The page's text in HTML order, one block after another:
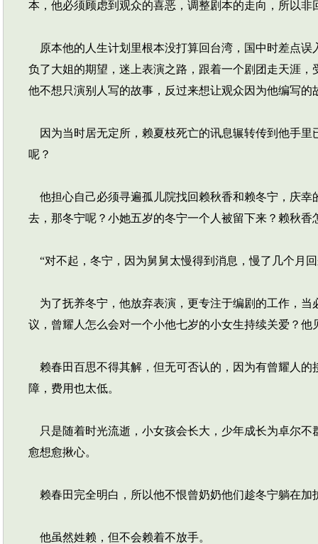
本，他必须顾虑到观众的喜恶，调整剧本的走向，所以非
原本他的人生计划里根本没打算回台湾，国中时差点误
负了大姐的期望，迷上表演之路，跟着一个剧团走天涯
他不想只演别人写的故事，反过来想让观众因为他编写的
因为当时居无定所，赖夏枝死亡的讯息辗转传到他手里
呢？
他担心自己必须寻遍孤儿院找回赖秋香和赖冬宁，庆幸
去，那冬宁呢？小她五岁的冬宁一个人被留下来？赖秋
“对不起，冬宁，因为舅舅太慢得到消息，慢了几个月
为了抚养冬宁，他放弃表演，更专注于编剧的工作，当
议，曾耀人怎么会对一个小他七岁的小女生持续关爱？
赖春田百思不得其解，但无可否认的，因为有曾耀人
障，费用也太低。
只是随着时光流逝，小女孩会长大，少年成长为卓尔不
愈想愈揪心。
赖春田完全明白，所以他不恨曾奶奶他们趁冬宁躺在
他虽然姓赖，但不会赖着不放手。